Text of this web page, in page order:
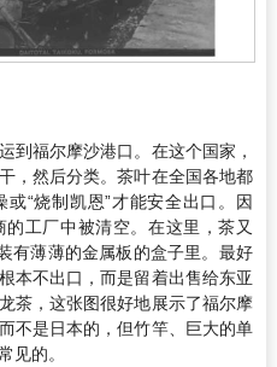
到福尔摩沙港口。在这个国家，
，然后分类。茶叶在全国各地都
“烧制凯恩”才能安全出口。因
工厂中被清空。在这里，茶又
有薄薄的金属板的盒子里。最好
本不出口，而是留着出售给东亚
茶，这张图很好地展示了福尔摩
不是日本的，但竹竿、巨大的单
见的。